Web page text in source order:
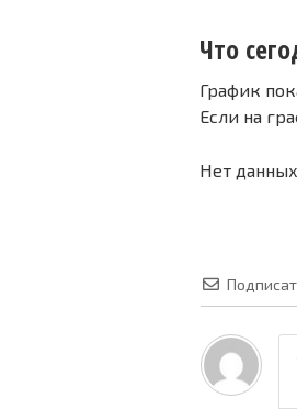
Что
График
Если на
Нет